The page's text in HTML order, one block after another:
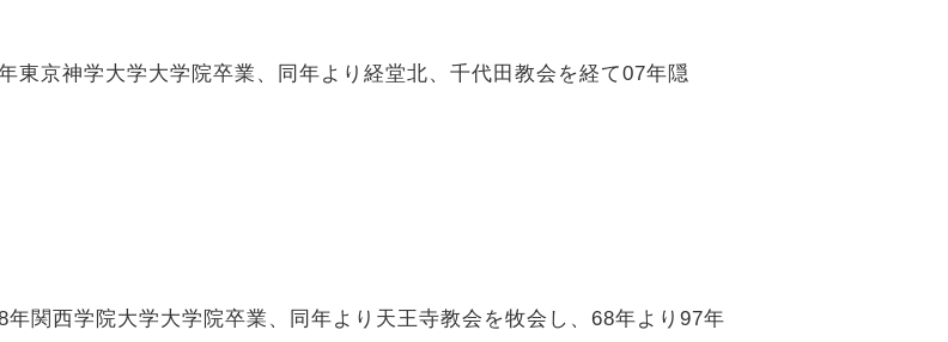
京神学大学大学院卒業、同年より経堂北、千代田教会を経て07年隠
関西学院大学大学院卒業、同年より天王寺教会を牧会し、68年より97年